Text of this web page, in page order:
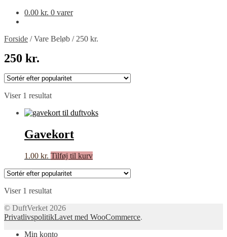
0.00 kr. 0 varer
Forside /Vare Beløb / 250 kr.
250 kr.
Viser 1 resultat
Gavekort
1.00 kr. Tilføj til kurv
Viser 1 resultat
© DuftVerket 2026
PrivatlivspolitikLavet med WooCommerce.
Min konto